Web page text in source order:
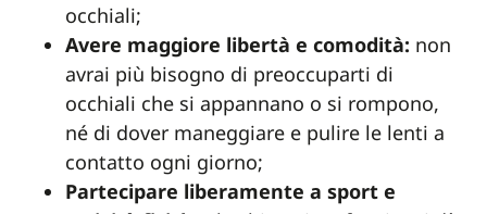
occhiali;
Avere maggiore libertà e comodità: non
avrai più bisogno di preoccuparti di
occhiali che si appannano o si rompono,
né di dover maneggiare e pulire le lenti a
contatto ogni giorno;
Partecipare liberamente a sport e